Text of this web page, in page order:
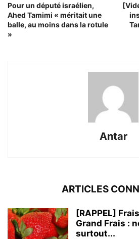
Pour un député israélien,
Ahed Tamimi « méritait une
balle, au moins dans la rotule
»
Antar
ARTICLES
[RAPPEL]
Grand Frais :
surtout...